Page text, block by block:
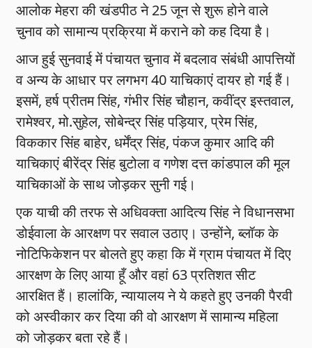
आलोक मेहरा की खंडपीठ ने 25 जून से शुरू होने वाले
चुनाव को सामान्य प्रक्रिया में कराने को कह दिया है।
आज हुई सुनवाई में पंचायत चुनाव में बदलाव संबंधी आपत्तियों
व अन्य के आधार पर लगभग 40 याचिकाएं दायर हो गई हैं।
इसमें, हर्ष प्रीतम सिंह, गंभीर सिंह चौहान, कवींद्र इस्तवाल,
रामेश्वर, मो.सुहेल, सोबेन्द्र सिंह पड़ियार, प्रेम सिंह,
विककार सिंह बाहेर, धर्मेंद्र सिंह, पंकज कुमार आदि की
याचिकाएं बीरेंद्र सिंह बुटोला व गणेश दत्त कांडपाल की मूल
याचिकाओं के साथ जोड़कर सुनी गई।
एक याची की तरफ से अधिवक्ता आदित्य सिंह ने विधानसभा
डोईवाला के आरक्षण पर सवाल उठाए। उन्होंने, ब्लॉक के
नोटिफिकेशन पर बोलते हुए कहा कि में ग्राम पंचायत में दिए
आरक्षण के लिए आया हूँ और वहां 63 प्रतिशत सीट
आरक्षित हैं। हालांकि, न्यायालय ने ये कहते हुए उनकी पैरवी
को अस्वीकार कर दिया की वो आरक्षण में सामान्य महिला
को जोड़कर बता रहे हैं।